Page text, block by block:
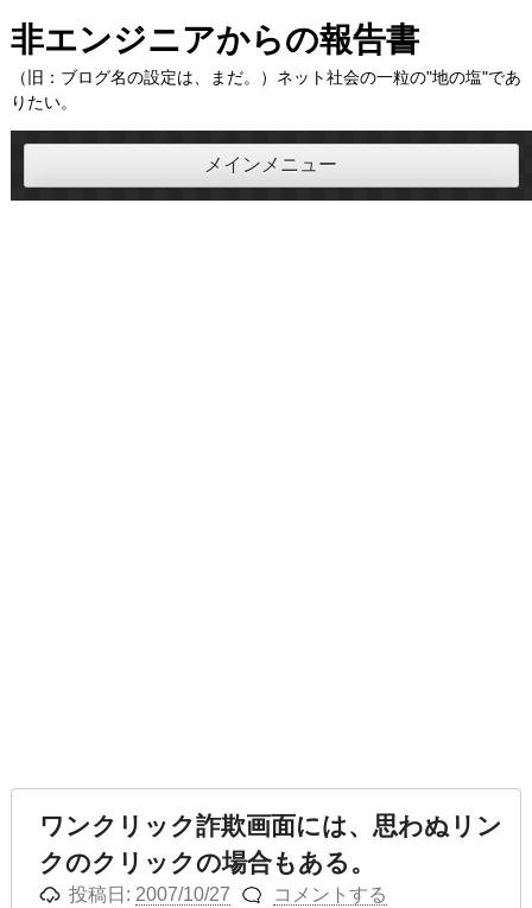
コ
ン
テ
ン
ツ
ス
非エンジニアからの報告書
（旧：ブログ名の設定は、まだ。）ネット社会の一粒の"地の塩"であ
りたい。
メインメニュー
ワンクリック詐欺画面には、思わぬリン
クのクリックの場合もある。
投稿日: 2007/10/27 コメントする